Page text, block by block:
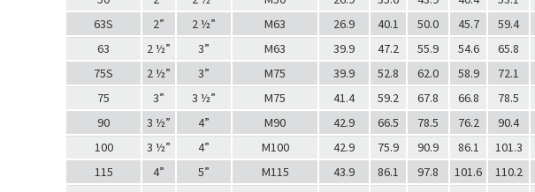
63S
2” 2 ½” M63 26.9 40.1 50.0 45.7 59.4
63
2 ½” 3” M63 39.9 47.2 55.9 54.6 65.8
75S
2 ½” 3” M75 39.9 52.8 62.0 58.9 72.1
75
3” 3 ½” M75 41.4 59.2 67.8 66.8 78.5
90
3 ½” 4” M90 42.9 66.5 78.5 76.2 90.4
100
3 ½” 4” M100 42.9 75.9 90.9 86.1 101.3
115
4” 5” M115 43.9 86.1 97.8 101.6 110.2